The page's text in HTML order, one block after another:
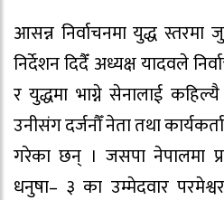
आसन्न निर्वाचनमा युद्ध स्तरमा
निर्देशन दिदैँ अध्यक्ष यादवले
र युद्धमा भाग्ने सेनालाई
उनीसंग दर्जनौँ नेता तथा
गरेका छन् । जसपा नेपालमा
धनुषा– ३ का उम्मेदवार